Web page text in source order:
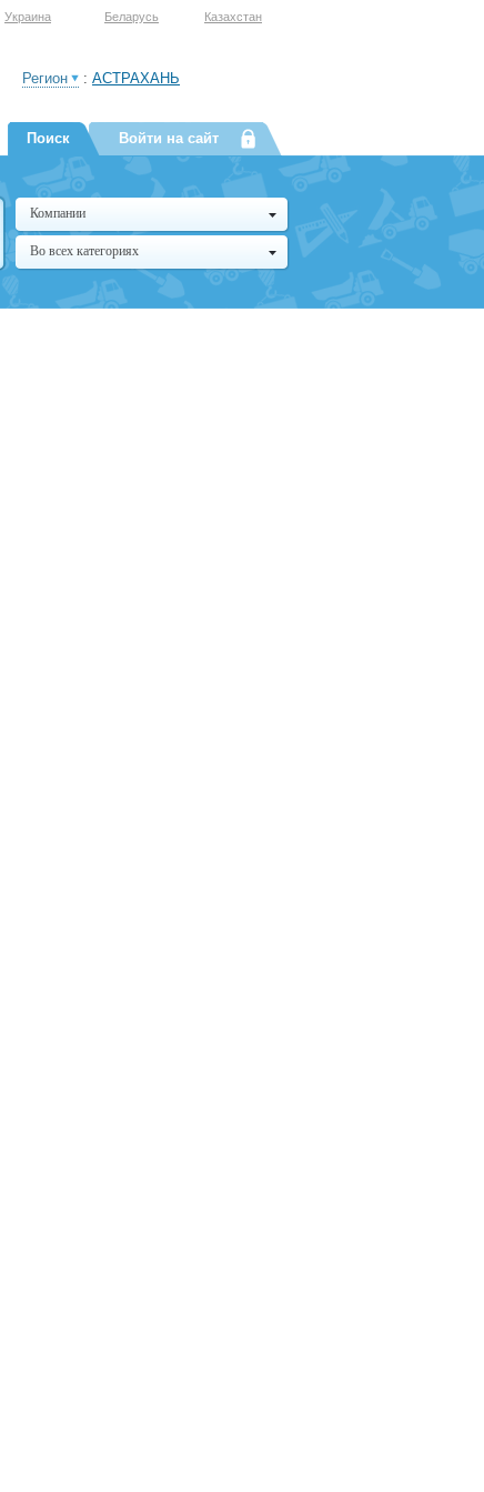
Украина Беларусь Казахстан
Регион : АСТРАХАНЬ
Поиск Войти на сайт
Компании
Во всех категориях